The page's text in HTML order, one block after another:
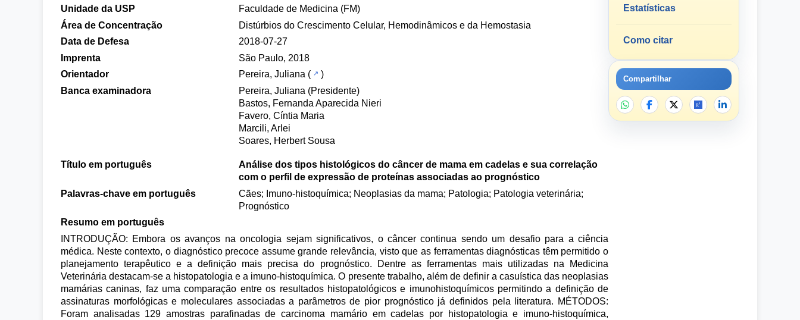
Unidade da USP
Faculdade de Medicina (FM)
Área de Concentração
Distúrbios do Crescimento Celular, Hemodinâmicos e da Hemostasia
Data de Defesa
2018-07-27
Imprenta
São Paulo, 2018
Orientador
Pereira, Juliana (
)
Banca examinadora
Pereira, Juliana (Presidente)
Bastos, Fernanda Aparecida Nieri
Favero, Cíntia Maria
Marcili, Arlei
Soares, Herbert Sousa
Título em português
Análise dos tipos histológicos do câncer de mama em cadelas e sua correlação
com o perfil de expressão de proteínas associadas ao prognóstico
Palavras-chave em português
Cães; Imuno-histoquímica; Neoplasias da mama; Patologia; Patologia veterinária;
Prognóstico
Resumo em português
INTRODUÇÃO: Embora os avanços na oncologia sejam significativos, o câncer continua sendo um desafio para a ciência
médica. Neste contexto, o diagnóstico precoce assume grande relevância, visto que as ferramentas diagnósticas têm permitido o
planejamento terapêutico e a definição mais precisa do prognóstico. Dentre as ferramentas mais utilizadas na Medicina
Veterinária destacam-se a histopatologia e a imuno-histoquímica. O presente trabalho, além de definir a casuística das neoplasias
mamárias caninas, faz uma comparação entre os resultados histopatológicos e imunohistoquímicos permitindo a definição de
assinaturas morfológicas e moleculares associadas a parâmetros de pior prognóstico já definidos pela literatura. MÉTODOS:
Foram analisadas 129 amostras parafinadas de carcinoma mamário em cadelas por histopatologia e imuno-histoquímica,
Estatísticas
Como citar
Compartilhar